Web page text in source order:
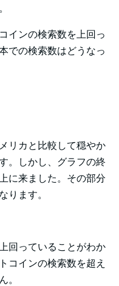
インの検索数を上回っ
での検索数はどうなっ
リカと比較して穏やか
。しかし、グラフの終
に来ました。その部分
ります。
回っていることがわか
コインの検索数を超え
。